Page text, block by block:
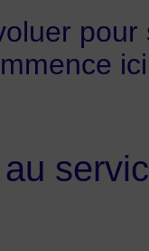
pour